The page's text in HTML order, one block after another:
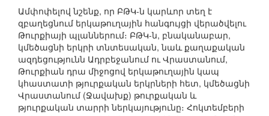
Ամփոփելով նշենք, որ ԲԹԿ-ն կարևոր տեղ է
զբաղեցնում երկաթուղային հանգույցի վերածվելու
Թուրքիայի պլաններում։ ԲԹԿ-ն, բնականաբար,
կմեծացնի երկրի տնտեսական, նաև քաղաքական
ազդեցությունն Ադրբեջանում ու Վրաստանում,
Թուրքիան դրա միջոցով երկաթուղային կապ
կհաստատի թյուրքական երկրների հետ, կմեծացնի
Վրաստանում (Ջավախք) թուրքական և
թյուրքական տարրի ներկայությունը։ Հոկտեմբերի